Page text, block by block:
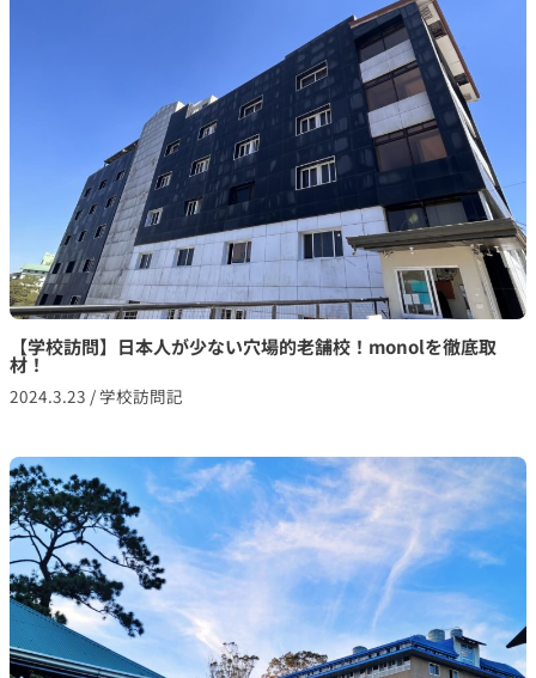
【学校訪問】日本人が少ない穴場的老舗校！monolを徹底取
材！
2024.3.23 / 学校訪問記